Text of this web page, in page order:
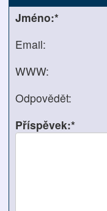
Jméno:*
Email:
WWW:
Odpovědět:
Příspěvek:*